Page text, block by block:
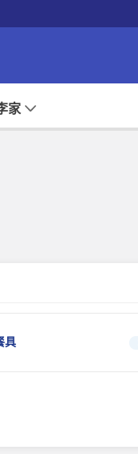
家
具